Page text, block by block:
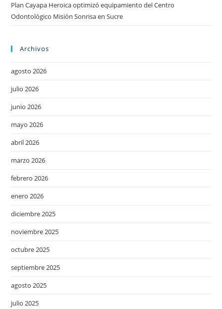
Plan Cayapa Heroica optimizó equipamiento del Centro
Odontológico Misión Sonrisa en Sucre
Archivos
agosto 2026
julio 2026
junio 2026
mayo 2026
abril 2026
marzo 2026
febrero 2026
enero 2026
diciembre 2025
noviembre 2025
octubre 2025
septiembre 2025
agosto 2025
julio 2025